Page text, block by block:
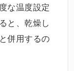
な温度設定
と、乾燥し
併用するの